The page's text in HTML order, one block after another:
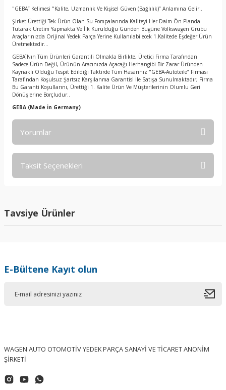
"GEBA” Kelimesi "Kalite, Uzmanlık Ve Kişisel Güven (Bağlılık)” Anlamına Gelir..
Şirket Ürettiği Tek Ürün Olan Su Pompalarında Kaliteyi Her Daim Ön Planda
Tutarak Üretim Yapmakta Ve İlk Kurulduğu Günden Bugüne Volkswagen Grubu
Araçlarınızda Orijinal Yedek Parça Yerine Kullanılabilecek 1.Kalitede Eşdeğer Ürün
Üretmektedir…
GEBA`Nın Tüm Ürünleri Garantili Olmakla Birlikte, Üretici Firma Tarafından
Sadece Ürün Değil, Ürünün Aracınızda Açacağı Herhangibi Bir Zarar Üründen
Kaynaklı Olduğu Tespit Edildiği Taktirde Tüm Hasarınız "GEBA-Autoteile” Firması
Tarafından Koşulsuz Şartsız Karşılanma Garantisi İle Satışa Sunulmaktadır, Firma
Bu Garanti Koşullarını, Ürettiği 1. Kalite Ürün Ve Müşterilerinin Olumlu Geri
Dönüşlerine Borçludur..
GEBA (Made İn Germany)
Yorumlar
Taksit Seçenekleri
Tavsiye Ürünler
E-Bültene Kayıt olun
WAGEN AUTO OTOMOTİV YEDEK PARÇA SANAYİ VE TİCARET ANONİM
ŞİRKETİ